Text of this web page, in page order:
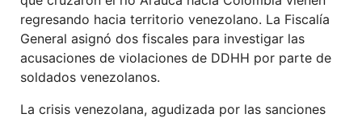
regresando hacia territorio venezolano. La Fiscalía
General asignó dos fiscales para investigar las
acusaciones de violaciones de DDHH por parte de
soldados venezolanos.
La crisis venezolana, agudizada por las sanciones